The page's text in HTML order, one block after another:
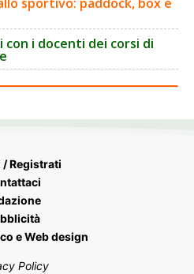
con i docenti dei corsi di
/ Registrati
e Web design
Policy